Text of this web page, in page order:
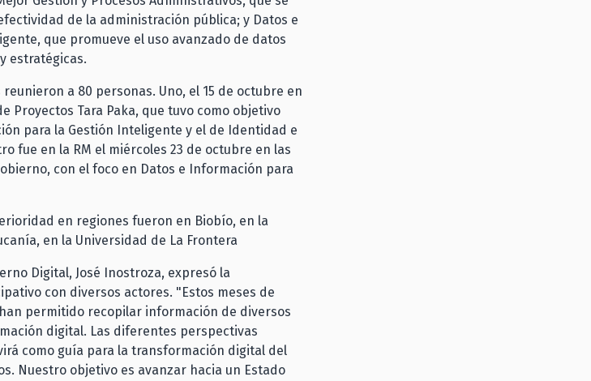
de la administración pública; y Datos e
que promueve el uso avanzado de datos
estratégicas.
a 80 personas. Uno, el 15 de octubre en
Proyectos Tara Paka, que tuvo como objetivo
para la Gestión Inteligente y el de Identidad e
fue en la RM el miércoles 23 de octubre en las
con el foco en Datos e Información para
en regiones fueron en Biobío, en la
en la Universidad de La Frontera
Digital, José Inostroza, expresó la
con diversos actores. "Estos meses de
permitido recopilar información de diversos
digital. Las diferentes perspectivas
como guía para la transformación digital del
Nuestro objetivo es avanzar hacia un Estado